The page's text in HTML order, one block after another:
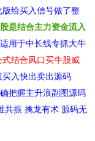
给买入信号做了整
是结合主力资金流入
用于中长线专抓大牛
结合风口买牛股威
入快出卖出源码
把握主升浪副图源码
共振 擒龙有术 源码无